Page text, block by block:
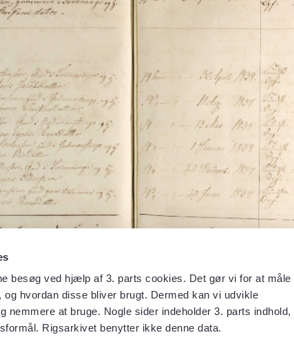
besøg ved hjælp af 3. parts cookies. Det gør vi for at måle
hvordan disse bliver brugt. Dermed kan vi udvikle
nemmere at bruge. Nogle sider indeholder 3. parts indhold,
Rigsarkivet benytter ikke denne data.